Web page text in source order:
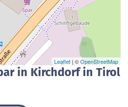
Leaflet | ©OpenStreetMap
in Kirchdorf in Tirol